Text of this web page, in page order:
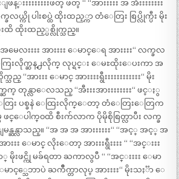
းးးးးးးးးဖတ္ ဖတ္ “ “အားးးးး အ အီးးးးးးးး
လက္ခလယ္ကို ပါးစပ္ထဲ ထိုးထည့္ကာ တံေတြး စြပ္လိုက္ပီး မိုး
ထိ ထိုးထည့္ပစ္လိုက္သည္။
မေလးးးး အားးးး ေမာင္ေရ အားးးး“ လက္ခလ
ြးလိုက္ဆန္႕လိုက္ လုပ္ရင္း ေမႊထိုးေပးကာ အ
ားးး ေမာင္ အားးးးရွီးးးးးးးးးးးး“ မိုး
တုန္လာေလသည္ “အီးးးအားးးးးးးး“ ဖင္ႏွ
ြး ပစ္ခနဲ ေထြးလိုက္ေတာ့ တံေတြးေတြက
ေပါက္၀ထိ စီးက်လာက ပိုမိုစိုစြတ္လာပီး လက္ခ
လာသည္။ “အ အ အ အားးးးးး“ “အင့္ အင့္ အ
ေမာင္ လိုးေတာ့ အားးးရွီးးးး “ “အင္းးး
မိုးဖင္ကို မခ်ရတာ ႀကာလွပီ “ “အင္းးးး ေမာ
ာင့္သေဘာပဲ ႀကိဳက္တာလုပ္ အားးးး“ မိုးသႏၱာ ေ